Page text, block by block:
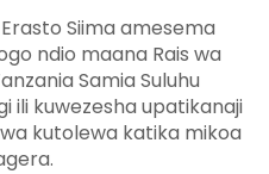
Siima amesema
ndio maana Rais wa
Samia Suluhu
ili kuwezesha upatikanaji
kutolewa katika mikoa